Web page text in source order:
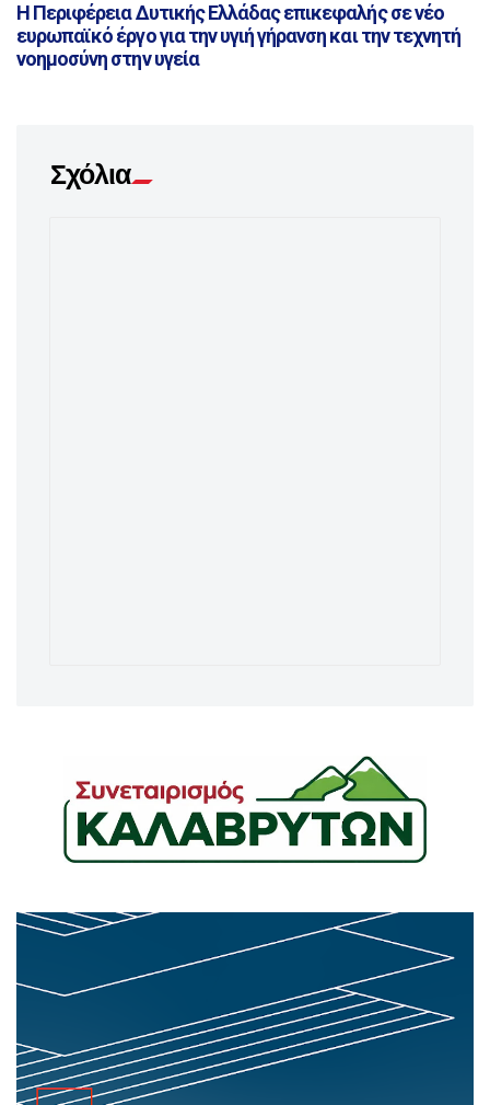
Η Περιφέρεια Δυτικής Ελλάδας επικεφαλής σε νέο
ευρωπαϊκό έργο για την υγιή γήρανση και την τεχνητή
νοημοσύνη στην υγεία
Σχόλια